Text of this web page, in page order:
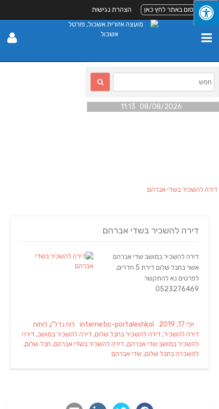
לפרסום באתר לחץ כאן הצהרת נגישות
08/08/2026 11:13
דירה להשכיר בשדי אברהם
דירה להשכיר בשדי אברהם
דירה להשכיר במושב שדי אברהם
אשר בחבל שלום דירת 5 חדרים,
לפרטים נא להתקשר
0523276469
Posted
on
יולי 17, 2019 Author
internetic-portaleshkol
Categories
לוח נדל"ן, לוחות
דירה להשכיר, דירה להשכיר בחבל שלום, דירה להשכיר במושב, דירה
להשכיר במושב שדי אברהם, דירה להשכיר בשדי אברהם, חבל שלום,
להשכרה בחבל שלום, שדי אברהם